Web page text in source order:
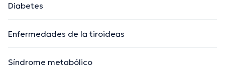
Diabetes
Enfermedades de la tiroideas
Síndrome metabólico